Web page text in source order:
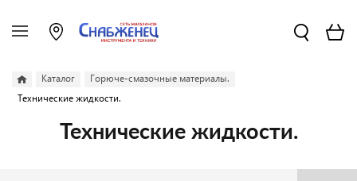
Каталог
Горюче-смазочные материалы.
Технические жидкости.
Технические жидкости.